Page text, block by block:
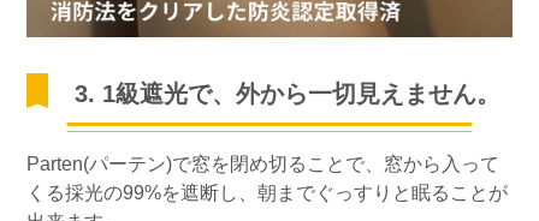
3. 1級遮光で、外から一切見えません。
Parten(パーテン)で窓を閉め切ることで、窓から入って
くる採光の99%を遮断し、朝までぐっすりと眠ることが